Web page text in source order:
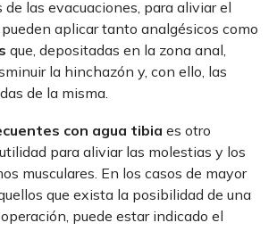
las evacuaciones, para aliviar el
aplicar tanto analgésicos como
que, depositadas en la zona anal,
la hinchazón y, con ello, las
de la misma.
con agua tibia es otro
para aliviar las molestias y los
musculares. En los casos de mayor
que exista la posibilidad de una
puede estar indicado el